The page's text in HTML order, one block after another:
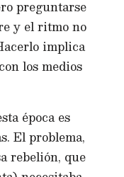
preguntarse
y el ritmo no
implica
los medios
época es
El problema,
rebelión, que